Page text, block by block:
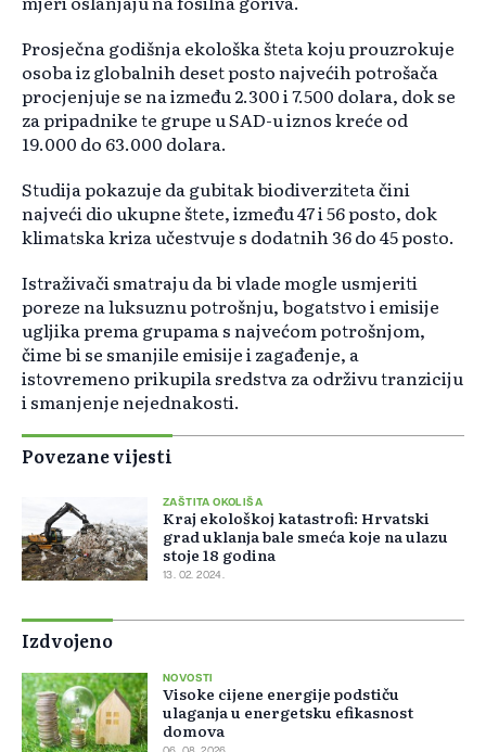
Prosječna godišnja ekološka šteta koju prouzrokuje
osoba iz globalnih deset posto najvećih potrošača
procjenjuje se na između 2.300 i 7.500 dolara, dok se
za pripadnike te grupe u SAD-u iznos kreće od
19.000 do 63.000 dolara.
Studija pokazuje da gubitak biodiverziteta čini
najveći dio ukupne štete, između 47 i 56 posto, dok
klimatska kriza učestvuje s dodatnih 36 do 45 posto.
Istraživači smatraju da bi vlade mogle usmjeriti
poreze na luksuznu potrošnju, bogatstvo i emisije
ugljika prema grupama s najvećom potrošnjom,
čime bi se smanjile emisije i zagađenje, a
istovremeno prikupila sredstva za održivu tranziciju
i smanjenje nejednakosti.
Povezane vijesti
ZAŠTITA OKOLIŠA
Kraj ekološkoj katastrofi: Hrvatski
grad uklanja bale smeća koje na ulazu
stoje 18 godina
13. 02. 2024.
Izdvojeno
NOVOSTI
Visoke cijene energije podstiču
ulaganja u energetsku efikasnost
domova